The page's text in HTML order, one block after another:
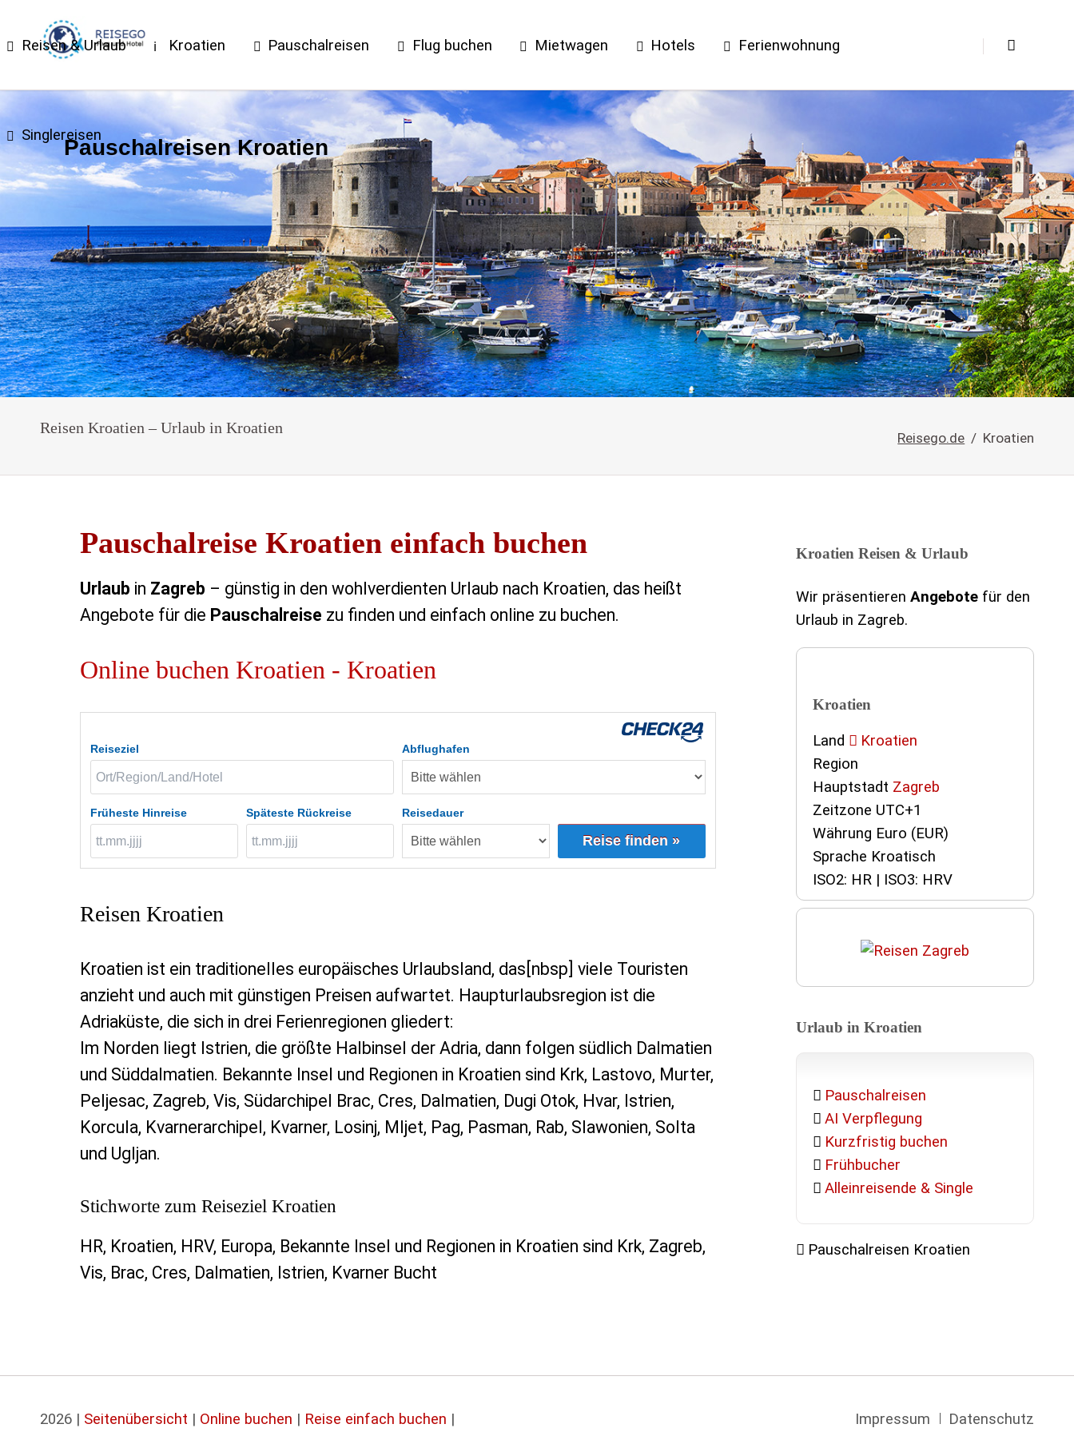
Reisen & Urlaub Kroatien Pauschalreisen Flug buchen Mietwagen Hotels Ferienwohnung
Singlereisen
Pauschalreisen Kroatien
Reisen Kroatien – Urlaub in Kroatien
Reisego.de Kroatien
Pauschalreise Kroatien einfach buchen
Urlaub in Zagreb – günstig in den wohlverdienten Urlaub nach Kroatien, das heißt
Angebote für die Pauschalreise zu finden und einfach online zu buchen.
Online buchen Kroatien - Kroatien
Reiseziel Abflughafen
Früheste Hinreise Späteste Rückreise Reisedauer
Reise finden »
Reisen Kroatien
Kroatien ist ein traditionelles europäisches Urlaubsland, das[nbsp] viele Touristen
anzieht und auch mit günstigen Preisen aufwartet. Haupturlaubsregion ist die
Adriaküste, die sich in drei Ferienregionen gliedert:
Im Norden liegt Istrien, die größte Halbinsel der Adria, dann folgen südlich Dalmatien
und Süddalmatien. Bekannte Insel und Regionen in Kroatien sind Krk, Lastovo, Murter,
Peljesac, Zagreb, Vis, Südarchipel Brac, Cres, Dalmatien, Dugi Otok, Hvar, Istrien,
Korcula, Kvarnerarchipel, Kvarner, Losinj, Mljet, Pag, Pasman, Rab, Slawonien, Solta
und Ugljan.
Stichworte zum Reiseziel Kroatien
HR, Kroatien, HRV, Europa, Bekannte Insel und Regionen in Kroatien sind Krk, Zagreb,
Vis, Brac, Cres, Dalmatien, Istrien, Kvarner Bucht
Kroatien Reisen & Urlaub
Wir präsentieren Angebotefür den
Urlaub in Zagreb.
Kroatien
Land
Kroatien
Region
Hauptstadt Zagreb
Zeitzone UTC+1
Währung Euro (EUR)
Sprache Kroatisch
ISO2: HR | ISO3: HRV
Urlaub in Kroatien
Pauschalreisen
AI Verpflegung
Kurzfristig buchen
Frühbucher
Alleinreisende & Single
Pauschalreisen Kroatien
2026 | Seitenübersicht | Online buchen | Reise einfach buchen | Navigation
Impressum Datenschutz